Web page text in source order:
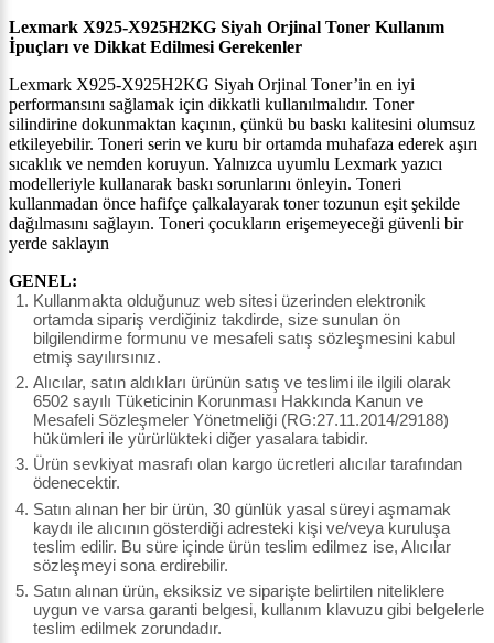
Lexmark X925-X925H2KG Siyah Orjinal Toner Kullanım
İpuçları ve Dikkat Edilmesi Gerekenler
Lexmark X925-X925H2KG Siyah Orjinal Toner’in en iyi
performansını sağlamak için dikkatli kullanılmalıdır. Toner
silindirine dokunmaktan kaçının, çünkü bu baskı kalitesini olumsuz
etkileyebilir. Toneri serin ve kuru bir ortamda muhafaza ederek aşırı
sıcaklık ve nemden koruyun. Yalnızca uyumlu Lexmark yazıcı
modelleriyle kullanarak baskı sorunlarını önleyin. Toneri
kullanmadan önce hafifçe çalkalayarak toner tozunun eşit şekilde
dağılmasını sağlayın. Toneri çocukların erişemeyeceği güvenli bir
yerde saklayın
GENEL:
Kullanmakta olduğunuz web sitesi üzerinden elektronik
ortamda sipariş verdiğiniz takdirde, size sunulan ön
bilgilendirme formunu ve mesafeli satış sözleşmesini kabul
etmiş sayılırsınız.
Alıcılar, satın aldıkları ürünün satış ve teslimi ile ilgili olarak
6502 sayılı Tüketicinin Korunması Hakkında Kanun ve
Mesafeli Sözleşmeler Yönetmeliği (RG:27.11.2014/29188)
hükümleri ile yürürlükteki diğer yasalara tabidir.
Ürün sevkiyat masrafı olan kargo ücretleri alıcılar tarafından
ödenecektir.
Satın alınan her bir ürün, 30 günlük yasal süreyi aşmamak
kaydı ile alıcının gösterdiği adresteki kişi ve/veya kuruluşa
teslim edilir. Bu süre içinde ürün teslim edilmez ise, Alıcılar
sözleşmeyi sona erdirebilir.
Satın alınan ürün, eksiksiz ve siparişte belirtilen niteliklere
uygun ve varsa garanti belgesi, kullanım klavuzu gibi belgelerle
teslim edilmek zorundadır.